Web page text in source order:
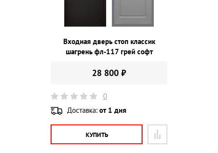
Входная дверь стоп классик
шагрень фл-117 грей софт
28 800 ₽
0
Доставка: от 1 дня
КУПИТЬ